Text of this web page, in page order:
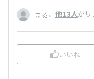
まる、 他13人がリ
いいね